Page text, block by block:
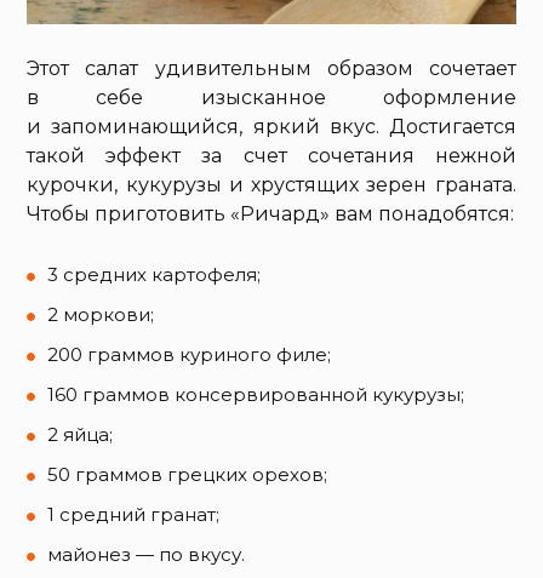
Этот салат удивительным образом сочетает
в себе изысканное оформление
и запоминающийся, яркий вкус. Достигается
такой эффект за счет сочетания нежной
курочки, кукурузы и хрустящих зерен граната.
Чтобы приготовить «Ричард» вам понадобятся:
3 средних картофеля;
2 моркови;
200 граммов куриного филе;
160 граммов консервированной кукурузы;
2 яйца;
50 граммов грецких орехов;
1 средний гранат;
майонез — по вкусу.